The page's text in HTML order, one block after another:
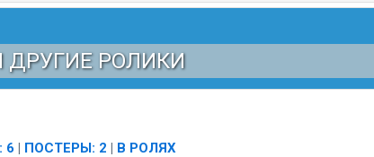
ДРУГИЕ РОЛИКИ
6 | ПОСТЕРЫ: 2 | В РОЛЯХ